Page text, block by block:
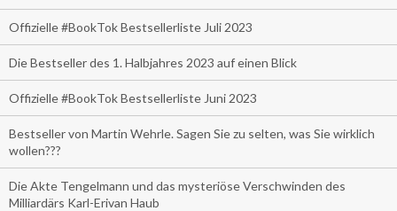
Offizielle #BookTok Bestsellerliste Juli 2023
Die Bestseller des 1. Halbjahres 2023 auf einen Blick
Offizielle #BookTok Bestsellerliste Juni 2023
Bestseller von Martin Wehrle. Sagen Sie zu selten, was Sie wirklich
wollen???
Die Akte Tengelmann und das mysteriöse Verschwinden des
Milliardärs Karl-Erivan Haub